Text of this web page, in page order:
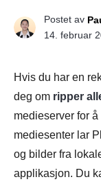
Postet av
14. februar
Hvis du har en
deg om ripper
medieserver for
mediesenter lar
og bilder fra
applikasjon. Du